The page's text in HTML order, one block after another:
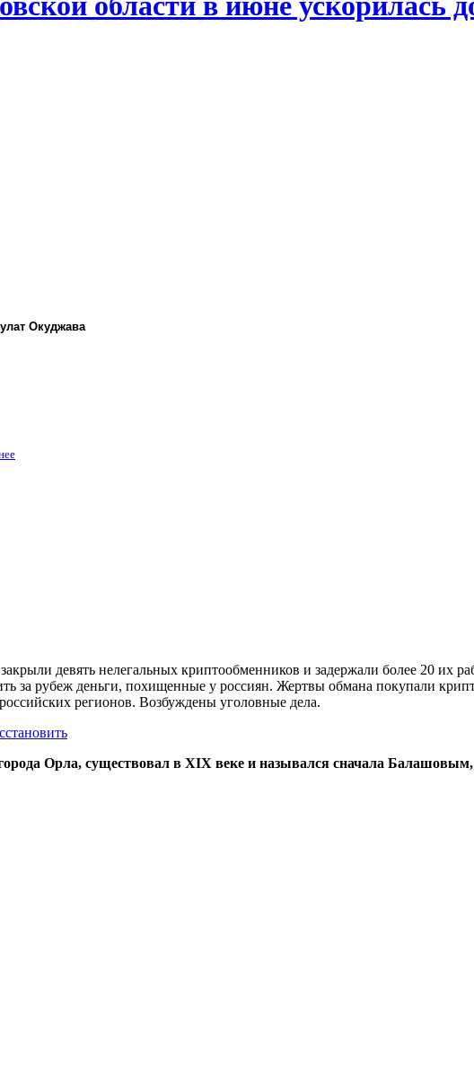
Окуджава
девять нелегальных криптообменников и задержали более 20 их
за рубеж деньги, похищенные у россиян. Жертвы обмана покупали
регионов. Возбуждены уголовные дела.
Орла, существовал в XIX веке и назывался сначала